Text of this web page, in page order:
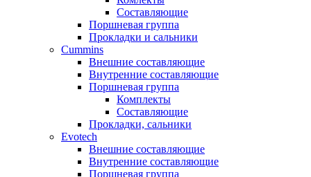
Составляющие
Поршневая группа
Прокладки и сальники
Cummins
Внешние составляющие
Внутренние составляющие
Поршневая группа
Комплекты
Составляющие
Прокладки, сальники
Evotech
Внешние составляющие
Внутренние составляющие
Поршневая группа